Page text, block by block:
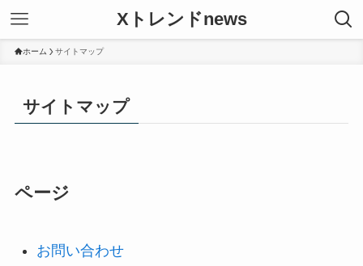
Xトレンドnews
ホーム サイトマップ
サイトマップ
ページ
お問い合わせ